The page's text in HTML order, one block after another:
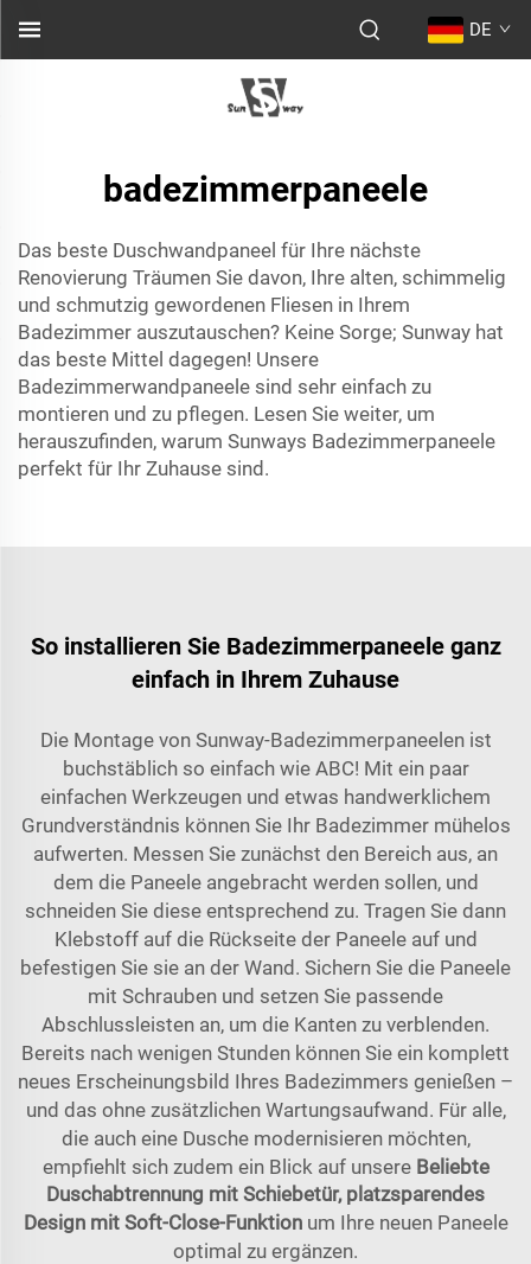
DE
badezimmerpaneele
Das beste Duschwandpaneel für Ihre nächste
Renovierung Träumen Sie davon, Ihre alten, schimmelig
und schmutzig gewordenen Fliesen in Ihrem
Badezimmer auszutauschen? Keine Sorge; Sunway hat
das beste Mittel dagegen! Unsere
Badezimmerwandpaneele sind sehr einfach zu
montieren und zu pflegen. Lesen Sie weiter, um
herauszufinden, warum Sunways Badezimmerpaneele
perfekt für Ihr Zuhause sind.
So installieren Sie Badezimmerpaneele ganz
einfach in Ihrem Zuhause
Die Montage von Sunway-Badezimmerpaneelen ist
buchstäblich so einfach wie ABC! Mit ein paar
einfachen Werkzeugen und etwas handwerklichem
Grundverständnis können Sie Ihr Badezimmer mühelos
aufwerten. Messen Sie zunächst den Bereich aus, an
dem die Paneele angebracht werden sollen, und
schneiden Sie diese entsprechend zu. Tragen Sie dann
Klebstoff auf die Rückseite der Paneele auf und
befestigen Sie sie an der Wand. Sichern Sie die Paneele
mit Schrauben und setzen Sie passende
Abschlussleisten an, um die Kanten zu verblenden.
Bereits nach wenigen Stunden können Sie ein komplett
neues Erscheinungsbild Ihres Badezimmers genießen –
und das ohne zusätzlichen Wartungsaufwand. Für alle,
die auch eine Dusche modernisieren möchten,
empfiehlt sich zudem ein Blick auf unsere Beliebte
Duschabtrennung mit Schiebetür, platzsparendes
Design mit Soft-Close-Funktion um Ihre neuen Paneele
optimal zu ergänzen.